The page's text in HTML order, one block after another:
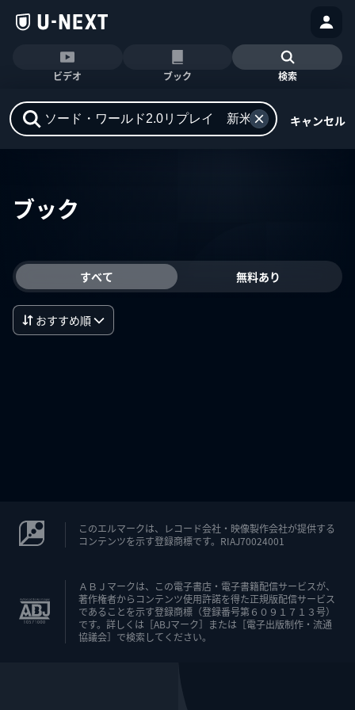
ビデオ ブック 検索
キャンセル
ブック
すべて 無料あり
おすすめ順
このエルマークは、レコード会社・映像製作会社が提供する
コンテンツを示す登録商標です。RIAJ70024001
ＡＢＪマークは、この電子書店・電子書籍配信サービスが、
著作権者からコンテンツ使用許諾を得た正規版配信サービス
であることを示す登録商標（登録番号第６０９１７１３号）
です。詳しくは［ABJマーク］または［電子出版制作・流通
協議会］で検索してください。